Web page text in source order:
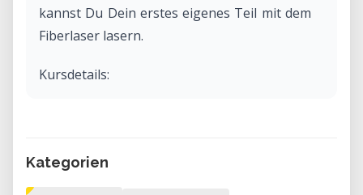
kannst Du Dein erstes eigenes Teil mit dem
Fiberlaser lasern.
Kursdetails:
• Keine Vorkenntnisse erforderlich.
Kategorien